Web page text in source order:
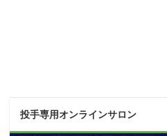
投手専用オンラインサロン